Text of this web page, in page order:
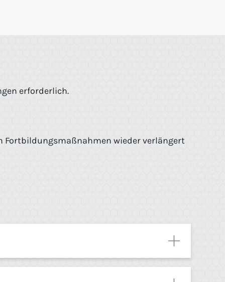
erforderlich.
Fortbildungsmaßnahmen wieder verlängert